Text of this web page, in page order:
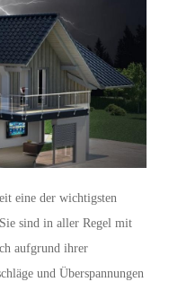
eine der wichtigsten
sind in aller Regel mit
aufgrund ihrer
und Überspannungen